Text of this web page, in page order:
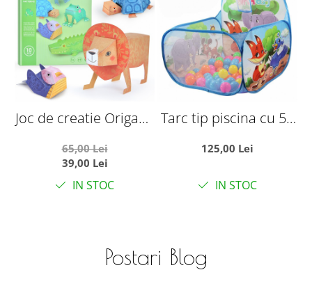
Joc de creatie Origami
65,00 Lei
39,00 Lei
IN STOC
Tarc tip piscina cu 50
125,00 Lei
IN STOC
Postari Blog